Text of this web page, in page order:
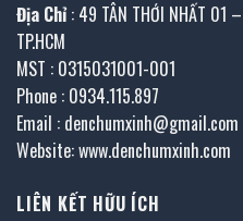
Địa Chỉ : 49 TÂN THỚI NHẤT 01
TP.HCM
MST : 0315031001-001
Phone : 0934.115.897
Email : denchumxinh@gmail.com
Website: www.denchumxinh.com
LIÊN KẾT HỮU ÍCH